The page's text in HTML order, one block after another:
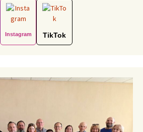
Instagram TikTok